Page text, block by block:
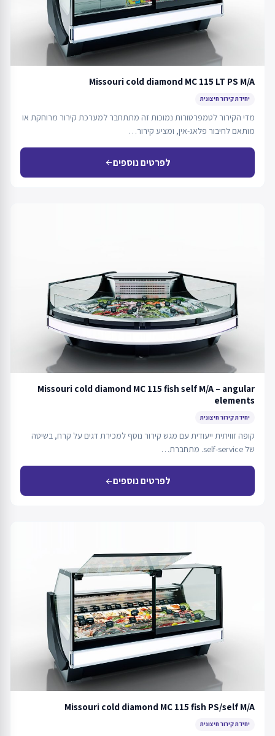
Missouri cold diamond MC 115 LT PS M/A
יחידת קירור חיצונית
מדי הקירור לטמפרטורות נמוכות זה מתתחבר למערכת קירור מרוחקת או
מותאם לחיבור פלאג-אין, ומציע קירור…
לפרטים נוספיםarrow_back
Missouri cold diamond MC 115 fish self M/A – angular
elements
יחידת קירור חיצונית
קופה זוויתית ייעודית עם מגש קירור נוסף למכירת דגים על קרח, בשיטה
של self-service. מתחברת…
לפרטים נוספיםarrow_back
Missouri cold diamond MC 115 fish PS/self M/A
יחידת קירור חיצונית